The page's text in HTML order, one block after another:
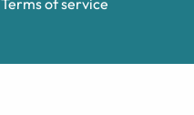
Terms of service